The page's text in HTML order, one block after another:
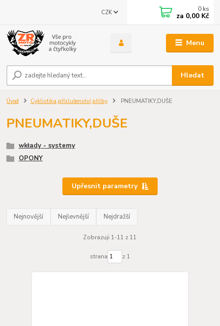
Menu
CZK
Hledat
0 ks
za 0,00 Kč
Úvod Cyklistika,příslušenství,přilby PNEUMATIKY,DUŠE
PNEUMATIKY,DUŠE
wkłady - systemy
OPONY
Upřesnit parametry
Nejnovější Nejlevnější Nejdražší
Zobrazuji 1-11 z 11
strana z 1